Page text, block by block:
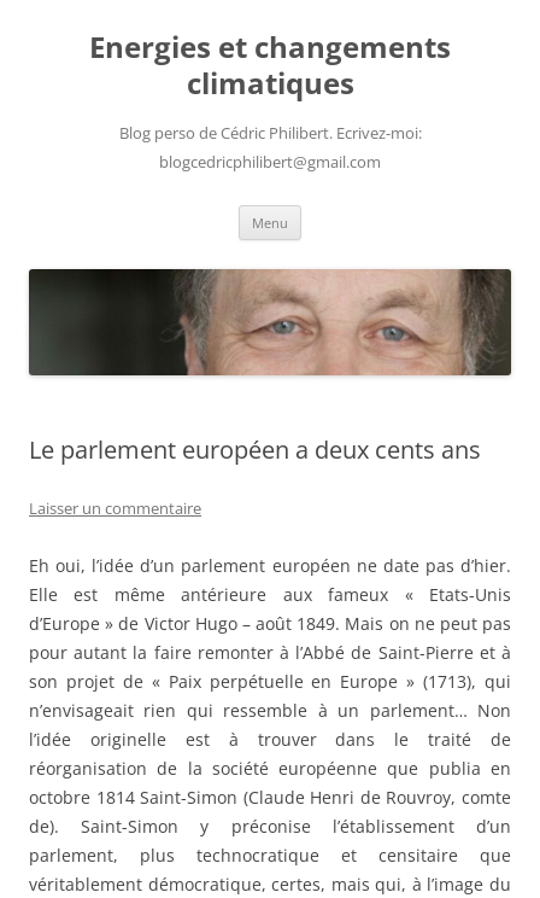
contenuEnergies et changements
climatiques
Blog perso de Cédric Philibert. Ecrivez-moi:
blogcedricphilibert@gmail.com
Menu
Le parlement européen a deux cents ans
Laisser un commentaire
Eh oui, l’idée d’un parlement européen ne date pas d’hier.
Elle est même antérieure aux fameux « Etats-Unis
d’Europe » de Victor Hugo – août 1849. Mais on ne peut pas
pour autant la faire remonter à l’Abbé de Saint-Pierre et à
son projet de « Paix perpétuelle en Europe » (1713), qui
n’envisageait rien qui ressemble à un parlement… Non
l’idée originelle est à trouver dans le traité de
réorganisation de la société européenne que publia en
octobre 1814 Saint-Simon (Claude Henri de Rouvroy, comte
de). Saint-Simon y préconise l’établissement d’un
parlement, plus technocratique et censitaire que
véritablement démocratique, certes, mais qui, à l’image du